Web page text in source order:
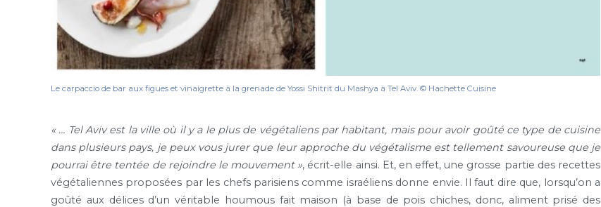
Le carpaccio de bar aux figues et vinaigrette à la grenade de Yossi Shitrit du Mashya à Tel Aviv. © Hachette Cuisine
« … Tel Aviv est la ville où il y a le plus de végétaliens par habitant, mais pour avoir goûté ce type de cuisine
dans plusieurs pays, je peux vous jurer que leur approche du végétalisme est tellement savoureuse que je
pourrai être tentée de rejoindre le mouvement », écrit-elle ainsi. Et, en effet, une grosse partie des recettes
végétaliennes proposées par les chefs parisiens comme israéliens donne envie. Il faut dire que, lorsqu’on a
goûté aux délices d’un véritable houmous fait maison (à base de pois chiches, donc, aliment prisé des